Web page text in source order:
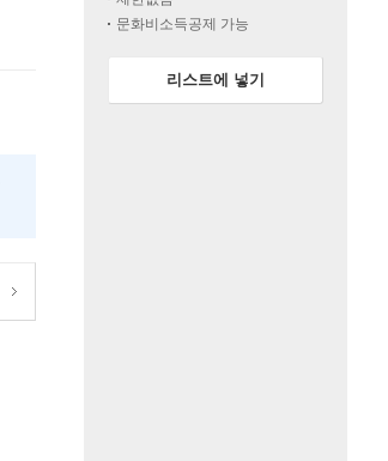
문화비소득공제 가능
리스트에 넣기